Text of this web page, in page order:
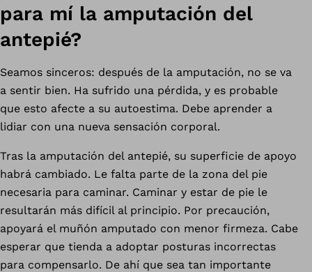
para mí la amputación del
antepié?
Seamos sinceros: después de la amputación, no se va
a sentir bien. Ha sufrido una pérdida, y es probable
que esto afecte a su autoestima. Debe aprender a
lidiar con una nueva sensación corporal.
Tras la amputación del antepié, su superficie de apoyo
habrá cambiado. Le falta parte de la zona del pie
necesaria para caminar. Caminar y estar de pie le
resultarán más difícil al principio. Por precaución,
apoyará el muñón amputado con menor firmeza. Cabe
esperar que tienda a adoptar posturas incorrectas
para compensarlo. De ahí que sea tan importante